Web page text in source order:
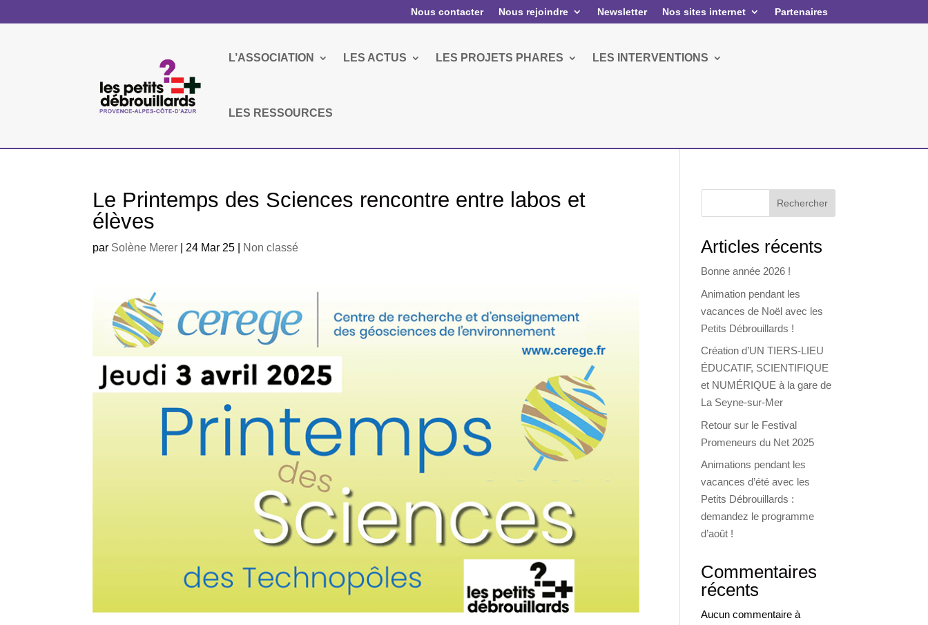
Nous contacter Nous rejoindre Newsletter Nos sites internet Partenaires
L’ASSOCIATION LES ACTUS LES PROJETS PHARES LES INTERVENTIONS
LES RESSOURCES
Le Printemps des Sciences rencontre entre labos et
élèves
par Solène Merer 24 Mar 25 Non classé
Rechercher
Articles récents
Bonne année 2026 !
Animation pendant les
vacances de Noël avec les
Petits Débrouillards !
Création d’UN TIERS-LIEU
ÉDUCATIF, SCIENTIFIQUE
et NUMÉRIQUE à la gare de
La Seyne-sur-Mer
Retour sur le Festival
Promeneurs du Net 2025
Animations pendant les
vacances d’été avec les
Petits Débrouillards :
demandez le programme
d’août !
Commentaires
récents
Aucun commentaire à